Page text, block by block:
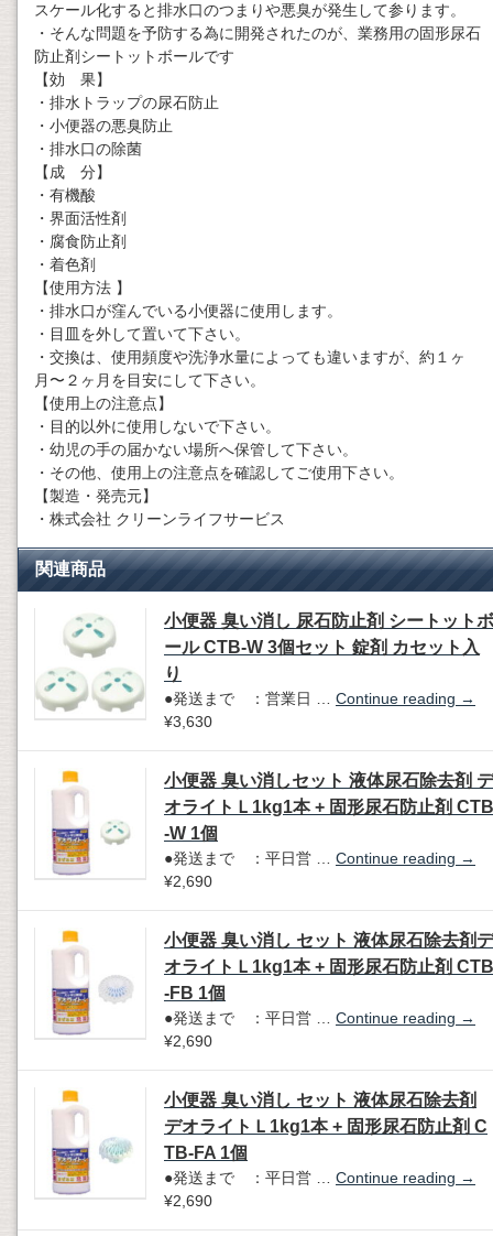
スケール化すると排水口のつまりや悪臭が発生して参ります。
・そんな問題を予防する為に開発されたのが、業務用の固形尿石
防止剤シートットボールです
【効 果】
・排水トラップの尿石防止
・小便器の悪臭防止
・排水口の除菌
【成 分】
・有機酸
・界面活性剤
・腐食防止剤
・着色剤
【使用方法 】
・排水口が窪んでいる小便器に使用します。
・目皿を外して置いて下さい。
・交換は、使用頻度や洗浄水量によっても違いますが、約１ヶ
月〜２ヶ月を目安にして下さい。
【使用上の注意点】
・目的以外に使用しないで下さい。
・幼児の手の届かない場所へ保管して下さい。
・その他、使用上の注意点を確認してご使用下さい。
【製造・発売元】
・株式会社 クリーンライフサービス
関連商品
小便器 臭い消し 尿石防止剤 シートットボ
ール CTB-W 3個セット 錠剤 カセット入
り
●発送まで ：営業日 … Continue reading →
¥3,630
小便器 臭い消しセット 液体尿石除去剤 デ
オライトＬ1kg1本 + 固形尿石防止剤 CTB
-W 1個
●発送まで ：平日営 … Continue reading →
¥2,690
小便器 臭い消し セット 液体尿石除去剤デ
オライトＬ1kg1本 + 固形尿石防止剤 CTB
-FB 1個
●発送まで ：平日営 … Continue reading →
¥2,690
小便器 臭い消し セット 液体尿石除去剤
デオライトＬ1kg1本 + 固形尿石防止剤 C
TB-FA 1個
●発送まで ：平日営 … Continue reading →
¥2,690